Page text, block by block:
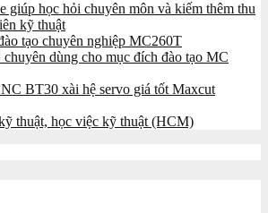
giúp học hỏi chuyên môn và kiếm thêm thu
kỹ thuật
tạo chuyên nghiệp MC260T
dùng cho mục đích đào tạo MC
BT30 xài hệ servo giá tốt Maxcut
thuật, học việc kỹ thuật (HCM)